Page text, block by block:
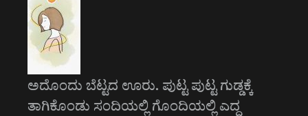
ಅದೊಂದು ಬೆಟ್ಟದ ಊರು. ಪುಟ್ಟ ಪುಟ್ಟ ಗುಡ್ಡಕ್ಕೆ
ತಾಗಿಕೊಂಡು ಸಂದಿಯಲ್ಲಿ ಗೊಂದಿಯಲ್ಲಿ ಎದ್ದ